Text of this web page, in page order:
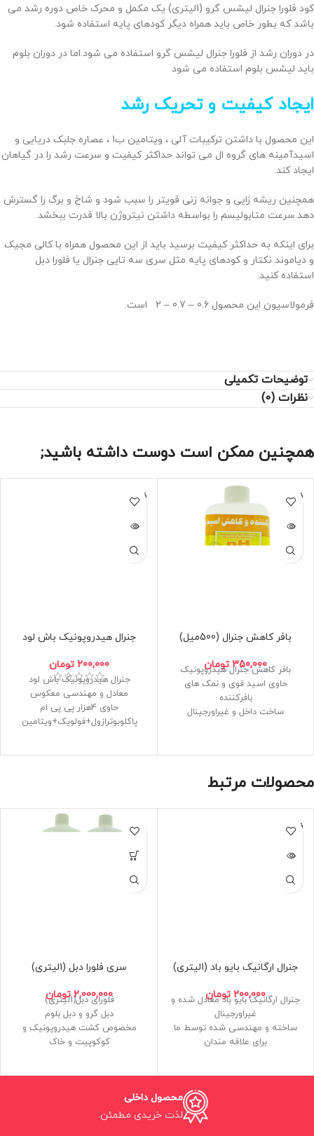
کود فلورا جنرال لیشس گرو (1لیتری) یک مکمل و محرک خاص دوره رشد می
باشد که بطور خاص باید همراه دیگر کودهای پایه استفاده شود.
در دوران رشد از فلورا جنرال لیشس گرو استفاده می شود.اما در دوران بلوم
باید لیشس بلوم استفاده می شود
ایجاد کیفیت و تحریک رشد
این محصول با داشتن ترکیبات آلی ، ویتامین ب1 ، عصاره جلبک دریایی و
اسیدآمینه های گروه ال می تواند حداکثر کیفیت و سرعت رشد را در گیاهان
ایجاد کند.
همچنین ریشه زایی و جوانه زنی قویتر را سبب شود و شاخ و برگ را گسترش
دهد.سرعت متابولیسم را بواسطه داشتن نیتروژن بالا قدرت ببخشد.
برای اینکه به حداکثر کیفیت برسید باید از این محصول همراه با کالی مجیک
و دیاموند نکتار و کودهای پایه مثل سری سه تایی جنرال یا فلورا دبل
استفاده کنید.
فرمولاسیون این محصول 0.6 – 0.7 – 2 است.
توضیحات تکمیلی
نظرات (0)
همچنین ممکن است دوست داشته باشید;
فروخته
شده
بافر کاهش جنرال (500میل)
350,000 تومان
بافر کاهش جنرال هیدروپونیک
حاوی اسید قوی و نمک های
بافرکننده
ساخت داخل و غیراورجینال
فروخته
شده
جنرال هیدروپونیک باش لود
200,000 تومان
جنرال هیدروپونیک باش لود
معادل و مهندسی معکوس
حاوی 4هزار پی پی ام
پاکلوبوترازول+فولویک+ویتامین
محصولات مرتبط
فروخته
شده
جنرال ارگانیک بایو باد (1لیتری)
200,000 تومان
جنرال ارگانیک بایو باد معادل شده و
غیراورجینال
ساخته و مهندسی شده توسط ما
برای علاقه مندان
حاوی جلبک و اسیدآمینه و هورمون
سری فلورا دبل (1لیتری)
2,000,000 تومان فلورای دبل(1لیتری)
دبل گرو و دبل بلوم
مخصوص کشت هیدروپونیک و
کوکوپیت و خاک
محصول داخلی
لذت خریدی مطمئن.